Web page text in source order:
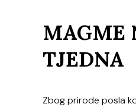
MAGME
TJEDNA
Zbog prirode posla